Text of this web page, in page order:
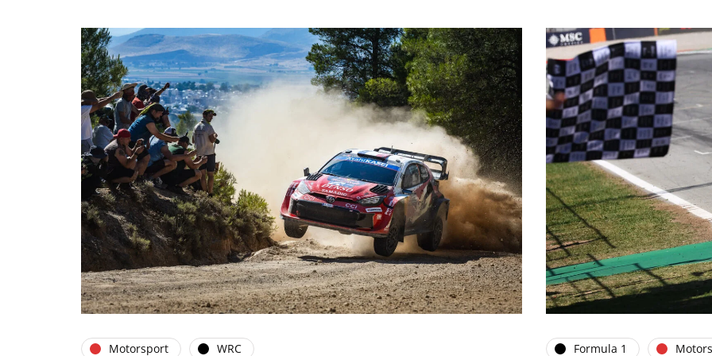
Motorsport WRC Formula 1